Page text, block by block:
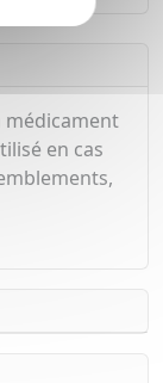
médicament
en cas